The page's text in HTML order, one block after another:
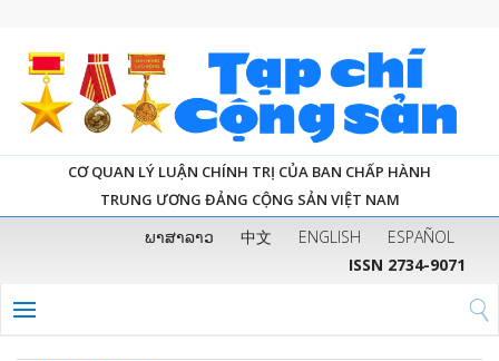
CƠ QUAN LÝ LUẬN CHÍNH TRỊ CỦA BAN CHẤP HÀNH
TRUNG ƯƠNG ĐẢNG CỘNG SẢN VIỆT NAM
ພາສາລາວ 中文 ENGLISH
ESPAÑOL
ISSN 2734-9071